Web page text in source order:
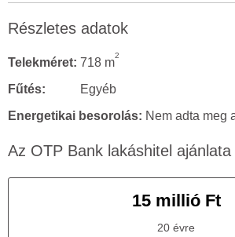
Részletes adatok
Telekméret: 718 m
2
Fűtés:
Egyéb
Energetikai besorolás: Nem adta meg
Az OTP Bank lakáshitel ajánlata
15 millió Ft
20 évre